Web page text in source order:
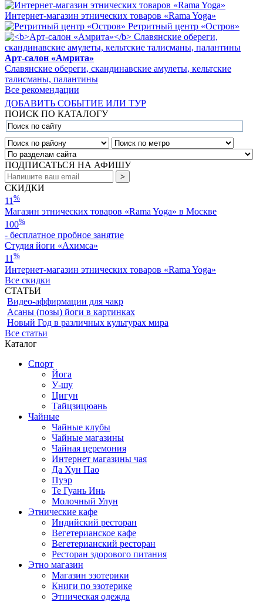
Интернет-магазин этнических товаров «Rama Yoga»
Ретритный центр «Остров»
Арт-салон «Амрита»
Славянские обереги, скандинавские амулеты, кельтские
талисманы, палантины
Все рекомендации
ДОБАВИТЬ СОБЫТИЕ ИЛИ ТУР
ПОИСК ПО КАТАЛОГУ
ПОДПИСАТЬСЯ НА АФИШУ
СКИДКИ
11 %
Магазин этнических товаров «Rama Yoga» в Москве
100%
- бесплатное пробное занятие
Студия йоги «Ахимса»
11%
Интернет-магазин этнических товаров «Rama Yoga»
Все скидки
СТАТЬИ
Видео-аффирмации для чакр
Асаны (позы) йоги в картинках
Новый Год в различных культурах мира
Все статьи
Каталог
Спорт
Йога
У-шу
Цигун
Тайцзицюань
Чайные
Чайные клубы
Чайные магазины
Чайная церемония
Интернет магазины чая
Да Хун Пао
Пуэр
Те Гуань Инь
Молочный Улун
Этнические кафе
Индийский ресторан
Вегетерианское кафе
Вегетерианский ресторан
Ресторан здорового питания
Этно магазин
Магазин эзотерики
Книги по эзотерике
Этническая одежда